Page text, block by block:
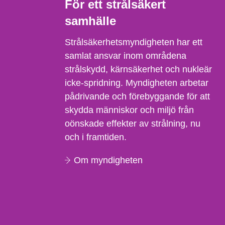
För ett strålsäkert
samhälle
Strålsäkerhetsmyndigheten har ett
samlat ansvar inom områdena
strålskydd, kärnsäkerhet och nukleär
icke-spridning. Myndigheten arbetar
pådrivande och förebyggande för att
skydda människor och miljö från
oönskade effekter av strålning, nu
och i framtiden.
Om myndigheten